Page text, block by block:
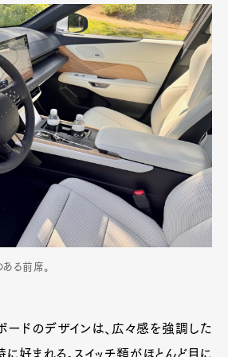
る前席。
ードのデザインは、広々感を強調した
好まれる。スイッチ類がほとんど目に